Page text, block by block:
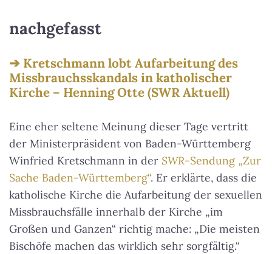
nachgefasst
Kretschmann lobt Aufarbeitung des
Missbrauchsskandals in katholischer
Kirche – Henning Otte (SWR Aktuell)
Eine eher seltene Meinung dieser Tage vertritt
der Ministerpräsident von Baden-Württemberg
Winfried Kretschmann in der SWR-Sendung „Zur
Sache Baden-Württemberg“. Er erklärte, dass die
katholische Kirche die Aufarbeitung der sexuellen
Missbrauchsfälle innerhalb der Kirche „im
Großen und Ganzen“ richtig mache: „Die meisten
Bischöfe machen das wirklich sehr sorgfältig.“